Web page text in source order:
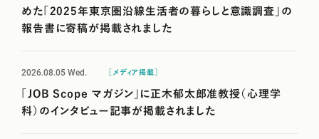
めた「2025年東京圏沿線生活者の暮らしと意識調査」の
報告書に寄稿が掲載されました
2026.08.05Wed. ［メディア掲載］
「JOB Scope マガジン」に正木郁太郎准教授（心理学
科）のインタビュー記事が掲載されました